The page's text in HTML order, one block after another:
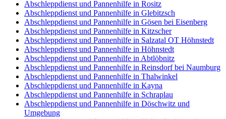
Abschleppdienst und Pannenhilfe in Rositz
Abschleppdienst und Pannenhilfe in Glebitzsch
Abschleppdienst und Pannenhilfe in Gösen bei Eisenberg
Abschleppdienst und Pannenhilfe in Kitzscher
Abschleppdienst und Pannenhilfe in Salzatal OT Höhnstedt
Abschleppdienst und Pannenhilfe in Höhnstedt
Abschleppdienst und Pannenhilfe in Abtlöbnitz
Abschleppdienst und Pannenhilfe in Reinsdorf bei Naumburg
Abschleppdienst und Pannenhilfe in Thalwinkel
Abschleppdienst und Pannenhilfe in Kayna
Abschleppdienst und Pannenhilfe in Schraplau
Abschleppdienst und Pannenhilfe in Döschwitz und
Umgebung